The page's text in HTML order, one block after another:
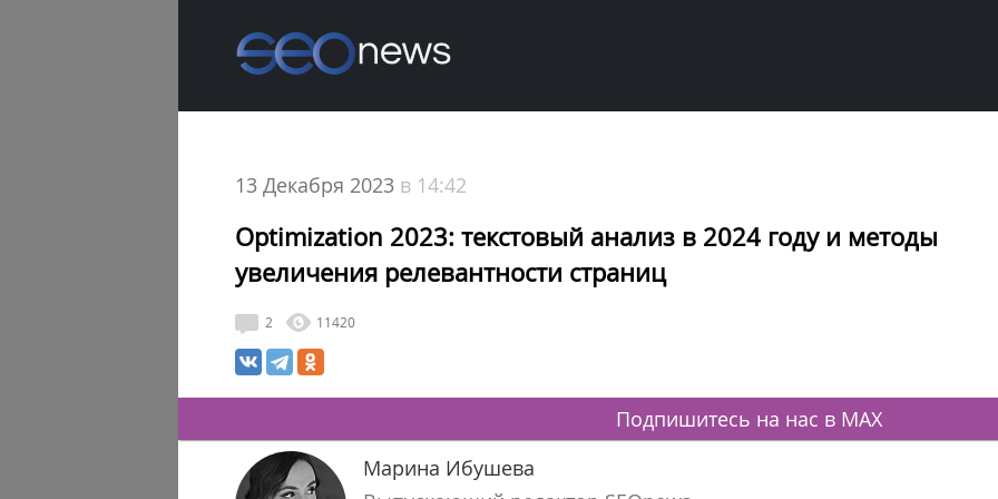
13 Декабря 2023 в 14:42
Optimization 2023: текстовый анализ в 2024 году и методы
увеличения релевантности страниц
2 11420
Подпишитесь на нас в MAX
Марина Ибушева